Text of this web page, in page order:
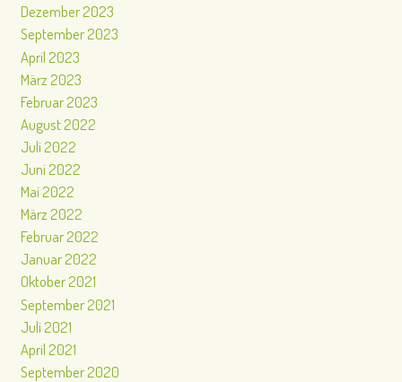
Dezember 2023
September 2023
April 2023
März 2023
Februar 2023
August 2022
Juli 2022
Juni 2022
Mai 2022
März 2022
Februar 2022
Januar 2022
Oktober 2021
September 2021
Juli 2021
April 2021
September 2020